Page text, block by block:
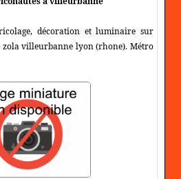
décoration et luminaire sur
zola villeurbanne lyon (rhone). Métro